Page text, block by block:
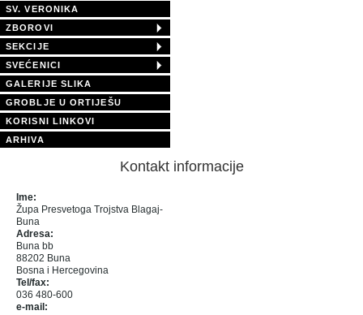
SV. VERONIKA
ZBOROVI
SEKCIJE
SVEĆENICI
GALERIJE SLIKA
GROBLJE U ORTIJEŠU
KORISNI LINKOVI
ARHIVA
Kontakt informacije
Ime:
Župa Presvetoga Trojstva Blagaj-
Buna
Adresa:
Buna bb
88202 Buna
Bosna i Hercegovina
Tel/fax:
036 480-600
e-mail: